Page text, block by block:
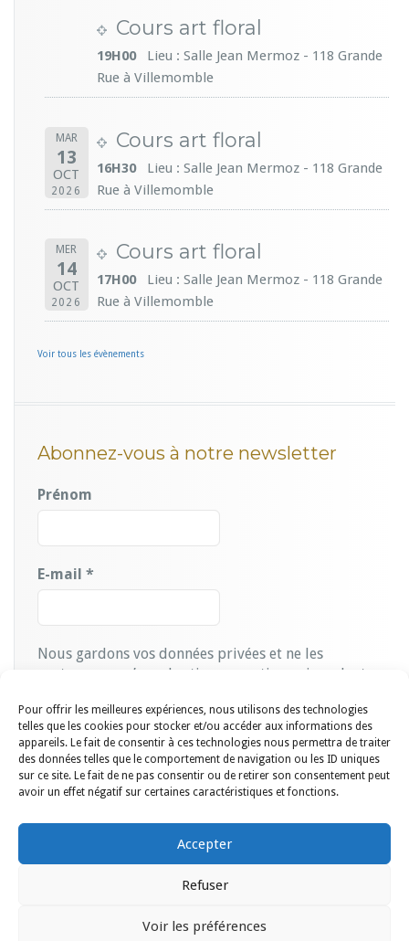
Pour offrir les meilleures expériences, nous utilisons des technologies
telles que les cookies pour stocker et/ou accéder aux informations des
appareils. Le fait de consentir à ces technologies nous permettra de traiter
des données telles que le comportement de navigation ou les ID uniques
sur ce site. Le fait de ne pas consentir ou de retirer son consentement peut
avoir un effet négatif sur certaines caractéristiques et fonctions.
Accepter
Refuser
Voir les préférences
Cours art floral
19H00
Lieu : Salle Jean Mermoz - 118 Grande
Rue à Villemomble
MAR
13
OCT
2026
Cours art floral
16H30
Lieu : Salle Jean Mermoz - 118 Grande
Rue à Villemomble
MER
14
OCT
2026
Cours art floral
17H00
Lieu : Salle Jean Mermoz - 118 Grande
Rue à Villemomble
Voir tous les évènements
Abonnez-vous à notre newsletter
Prénom
E-mail *
Nous gardons vos données privées et ne les
partageons qu’avec les tierces parties qui rendent ce
confidentialité.
contact@shve-horticulture.org | Tous droits réservés. |